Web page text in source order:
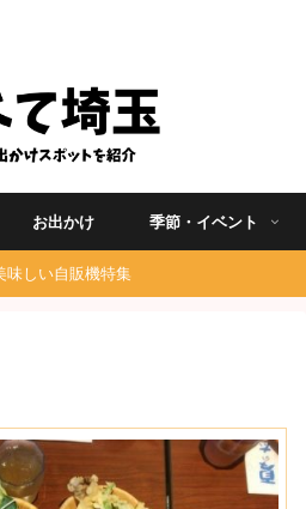
お出かけ 季節・イベント
味しい自販機特集